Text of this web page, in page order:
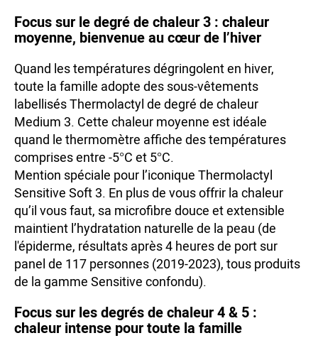
Focus sur le degré de chaleur 3 : chaleur
moyenne, bienvenue au cœur de l’hiver
Quand les températures dégringolent en hiver,
toute la famille adopte des sous-vêtements
labellisés Thermolactyl de degré de chaleur
Medium 3. Cette chaleur moyenne est idéale
quand le thermomètre affiche des températures
comprises entre -5°C et 5°C.
Mention spéciale pour l’iconique Thermolactyl
Sensitive Soft 3. En plus de vous offrir la chaleur
qu’il vous faut, sa microfibre douce et extensible
maintient l’hydratation naturelle de la peau (de
l'épiderme, résultats après 4 heures de port sur
panel de 117 personnes (2019-2023), tous produits
de la gamme Sensitive confondu).
Focus sur les degrés de chaleur 4 & 5 :
chaleur intense pour toute la famille